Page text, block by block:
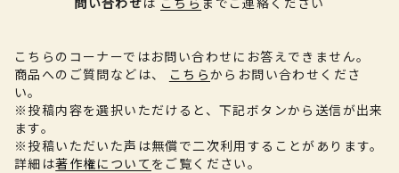
こちらのコーナーではお問い合わせにお答えできません。
商品へのご質問などは、
こちらからお問い合わせくださ
い。
※投稿内容を選択いただけると、下記ボタンから送信が出来
ます。
※投稿いただいた声は無償で二次利用することがあります。
詳細は著作権について をご覧ください。